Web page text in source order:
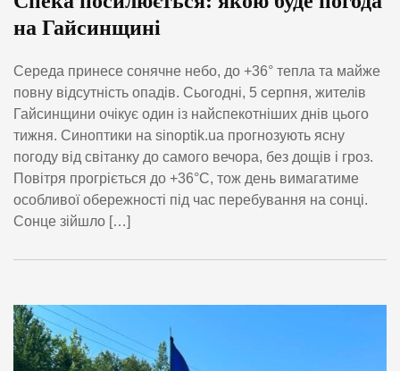
на Гайсинщині
Середа принесе сонячне небо, до +36° тепла та майже
повну відсутність опадів. Сьогодні, 5 серпня, жителів
Гайсинщини очікує один із найспекотніших днів цього
тижня. Синоптики на sinoptik.ua прогнозують ясну
погоду від світанку до самого вечора, без дощів і гроз.
Повітря прогріється до +36°C, тож день вимагатиме
особливої обережності під час перебування на сонці.
Сонце зійшло […]